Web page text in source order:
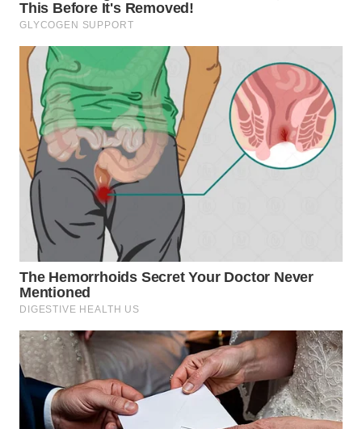
WN
DEPOK
WN
TAPANULI
UTARA
WN
SAMOSIR
WN
PADANG
LAWAS
WN
SUMEDANG
WN
CIANJUR
WN